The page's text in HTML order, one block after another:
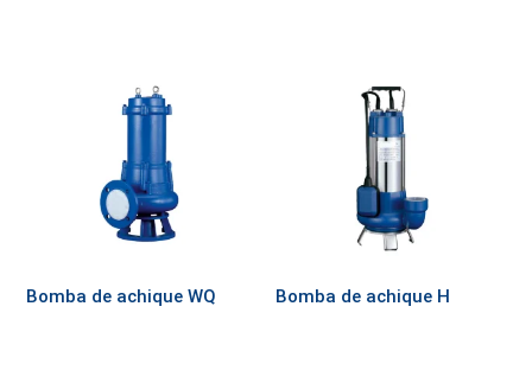
Bomba de achique WQ Bomba de achique H